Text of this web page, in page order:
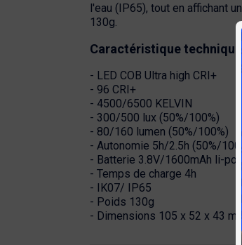
l'eau (IP65), tout en affichant
130g.
Caractéristique
- LED COB Ultra high CRI+
- 96 CRI+
- 4500/6500 KELVIN
- 300/500 lux (50%/100%)
- 80/160 lumen (50%/100%)
- Autonomie 5h/2.5h (50%/
- Batterie 3.8V/1600mAh li-
- Temps de charge 4h
- IK07/ IP65
- Poids 130g
- Dimensions 105 x 52 x 43